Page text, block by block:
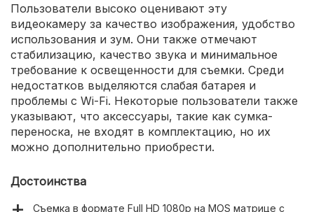
Пользователи высоко оценивают эту
видеокамеру за качество изображения, удобство
использования и зум. Они также отмечают
стабилизацию, качество звука и минимальное
требование к освещенности для съемки. Среди
недостатков выделяются слабая батарея и
проблемы с Wi-Fi. Некоторые пользователи также
указывают, что аксессуары, такие как сумка-
переноска, не входят в комплектацию, но их
можно дополнительно приобрести.
Достоинства
Съемка в формате Full HD 1080p на MOS матрице с